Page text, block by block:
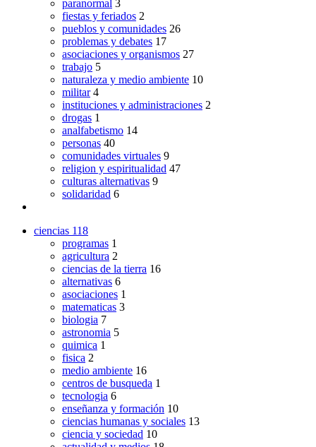
paranormal 3
fiestas y feriados 2
pueblos y comunidades 26
problemas y debates 17
asociaciones y organismos 27
trabajo 5
naturaleza y medio ambiente 10
militar 4
instituciones y administraciones 2
drogas 1
analfabetismo 14
personas 40
comunidades virtuales 9
religion y espiritualidad 47
culturas alternativas 9
solidaridad 6
ciencias 118
programas 1
agricultura 2
ciencias de la tierra 16
alternativas 6
asociaciones 1
matematicas 3
biologia 7
astronomia 5
quimica 1
fisica 2
medio ambiente 16
centros de busqueda 1
tecnologia 6
enseñanza y formación 10
ciencias humanas y sociales 13
ciencia y sociedad 10